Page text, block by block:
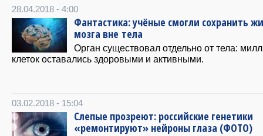
28.04.2018 - 4:00
Фантастика: учёные смогли сохранить
мозга вне тела
Орган существовал отдельно от тела:
клеток оставались здоровыми и активными.
03.02.2018 - 15:04
Слепые прозреют: российские генетики
«ремонтируют» нейроны глаза (ФОТО)